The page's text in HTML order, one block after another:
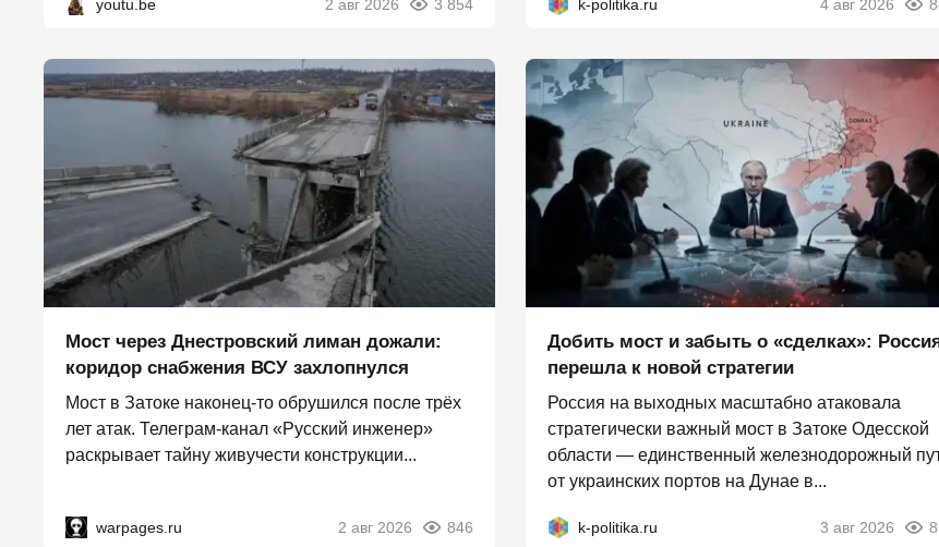
youtu.be 2 авг 2026 3 854 k-politika.ru 4 авг 2026
Мост через Днестровский лиман дожали:
коридор снабжения ВСУ захлопнулся
Мост в Затоке наконец-то обрушился после трёх
лет атак. Телеграм-канал «Русский инженер»
раскрывает тайну живучести конструкции...
warpages.ru 2 авг 2026 846
Добить мост и забыть о «сделках»:
перешла к новой стратегии
Россия на выходных масштабно атаковала
стратегически важный мост в Затоке Одесской
области — единственный железнодорожный
от украинских портов на Дунае в...
k-politika.ru 3 авг 2026